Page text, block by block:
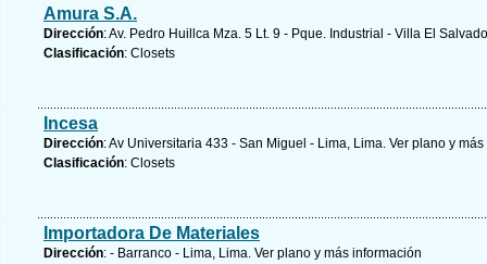
Amura S.A.
Dirección: Av. Pedro Huillca Mza. 5 Lt. 9 - Pque. Industrial - Villa El
Clasificación: Closets
Incesa
Dirección: Av Universitaria 433 - San Miguel - Lima, Lima. Ver plano y más
Clasificación: Closets
Importadora De Materiales
Dirección: - Barranco - Lima, Lima. Ver plano y más información